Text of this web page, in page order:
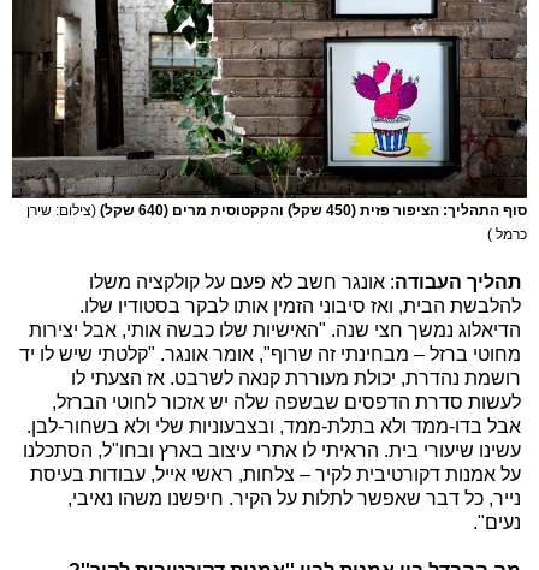
סוף התהליך: הציפור פזית (450 שקל) והקקטוסית מרים (640 שקל)
(צילום: שירן
כרמל )
תהליך העבודה: אונגר חשב לא פעם על קולקציה משלו
להלבשת הבית, ואז סיבוני הזמין אותו לבקר בסטודיו שלו.
הדיאלוג נמשך חצי שנה. "האישיות שלו כבשה אותי, אבל יצירות
מחוטי ברזל – מבחינתי זה שרוף", אומר אונגר. "קלטתי שיש לו יד
רושמת נהדרת, יכולת מעוררת קנאה לשרבט. אז הצעתי לו
לעשות סדרת הדפסים שבשפה שלה יש אזכור לחוטי הברזל,
אבל בדו-ממד ולא בתלת-ממד, ובצבעוניות שלי ולא בשחור-לבן.
עשינו שיעורי בית. הראיתי לו אתרי עיצוב בארץ ובחו"ל, הסתכלנו
על אמנות דקורטיבית לקיר – צלחות, ראשי אייל, עבודות בעיסת
נייר, כל דבר שאפשר לתלות על הקיר. חיפשנו משהו נאיבי,
נעים".